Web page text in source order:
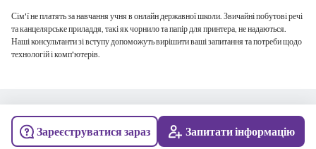
Сім'ї не платять за навчання учня в онлайн державної школи. Звичайні побутові речі
та канцелярське приладдя, такі як чорнило та папір для принтера, не надаються.
Наші консультанти зі вступу допоможуть вирішити ваші запитання та потреби щодо
технологій і комп'ютерів.
Зареєструватися зараз Запитати інформацію